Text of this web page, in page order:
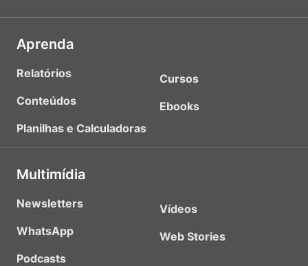
Aprenda
Relatórios
Conteúdos
Planilhas e Calculadoras
Cursos
Ebooks
Multimídia
Newsletters
WhatsApp
Podcasts
Vídeos
Web Stories